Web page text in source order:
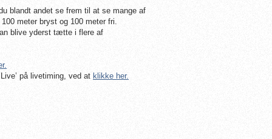
blandt andet se frem til at se mange af
meter bryst og 100 meter fri.
blive yderst tætte i flere af
på livetiming, ved at klikke her.